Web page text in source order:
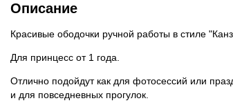
Описание
Красивые ободочки ручной работы в стиле
Для принцесс от 1 года.
Отлично подойдут как для фотосессий или
и для повседневных прогулок.